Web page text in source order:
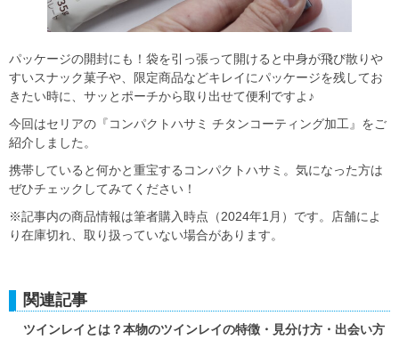
パッケージの開封にも！袋を引っ張って開けると中身が飛び散りや
すいスナック菓子や、限定商品などキレイにパッケージを残してお
きたい時に、サッとポーチから取り出せて便利ですよ♪
今回はセリアの『コンパクトハサミ チタンコーティング加工』をご
紹介しました。
携帯していると何かと重宝するコンパクトハサミ。気になった方は
ぜひチェックしてみてください！
※記事内の商品情報は筆者購入時点（2024年1月）です。店舗によ
り在庫切れ、取り扱っていない場合があります。
関連記事
ツインレイとは？本物のツインレイの特徴・見分け方・出会い方